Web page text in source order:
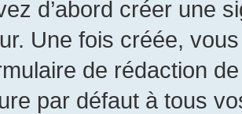
d’abord créer une
Une fois créée,
de rédaction
par défaut à tous